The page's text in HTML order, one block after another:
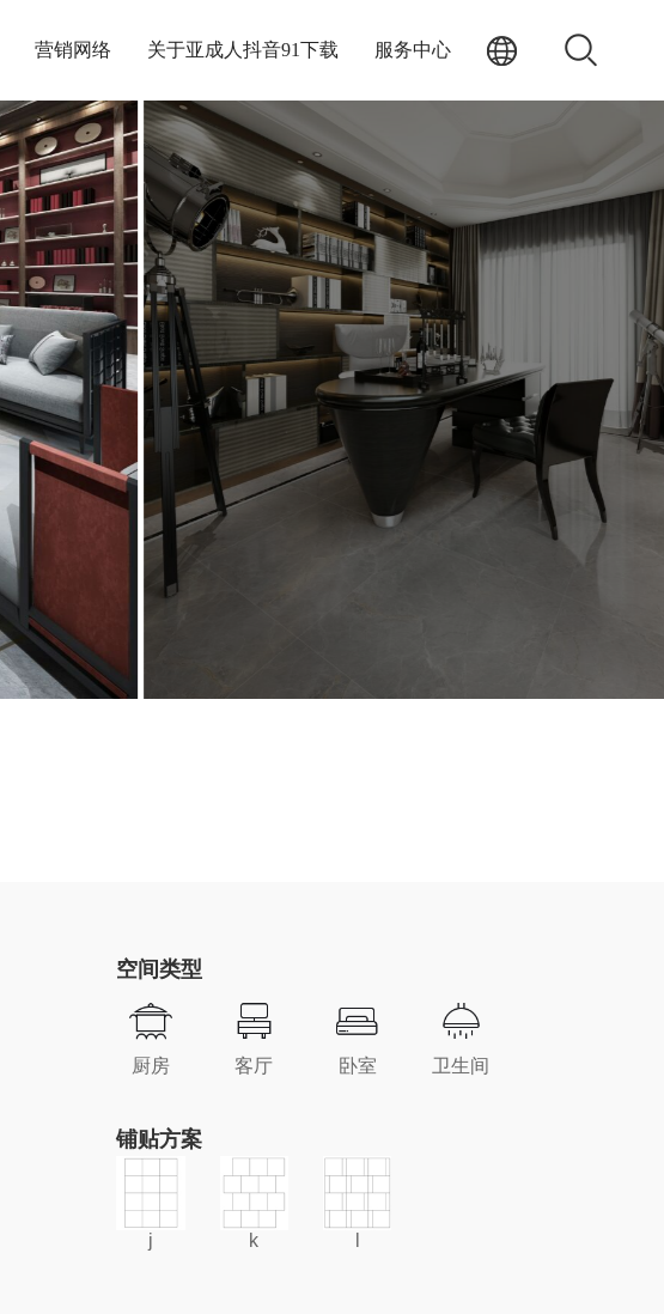
营销网络 关于亚成人抖音91下载 服务中心
空间类型
厨房 客厅 卧室 卫生间
铺贴方案
j k